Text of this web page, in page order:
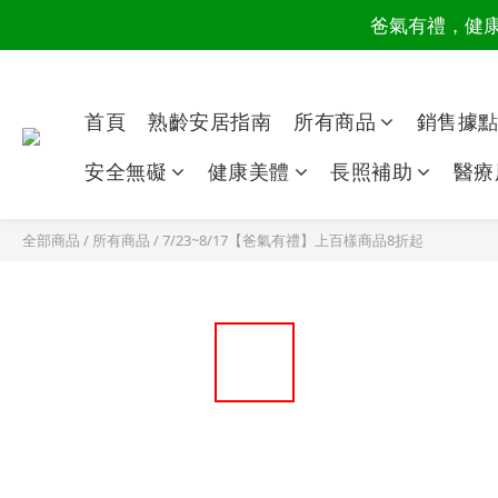
讀懂爸
爸氣有禮，健
首頁 熟齡安居指南 所有商品
銷售據點
安全無礙
健康美體 長照補助 醫
全部商品 / 所有商品 /7/23~8/17【爸氣有禮】上百樣商品8折起